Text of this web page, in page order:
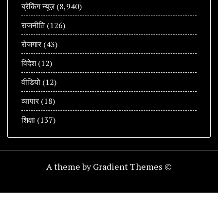
ब्रेकिंग न्यूज़(8,940)
राजनीति(126)
रोजगार(43)
विदेश(12)
वीडियो (12)
व्यापार(18)
शिक्षा (137)
A theme by Gradient Themes ©